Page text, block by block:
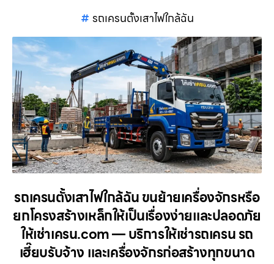
รถเครนตั้งเสาไฟใกล้ฉัน
รถเครนตั้งเสาไฟใกล้ฉัน ขนย้ายเครื่องจักรหรือ
ยกโครงสร้างเหล็กให้เป็นเรื่องง่ายและปลอดภัย
ให้เช่าเครน.com — บริการให้เช่ารถเครน รถ
เฮี๊ยบรับจ้าง และเครื่องจักรก่อสร้างทุกขนาด